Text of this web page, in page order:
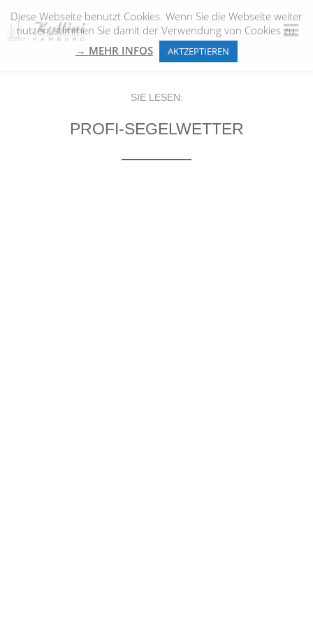
SIE LESEN:
PROFI-SEGELWETTER
Diese Webseite benutzt Cookies. Wenn Sie die Webseite weiter
nutzen, stimmen Sie damit der Verwendung von Cookies zu.
→ MEHR INFOS
AKTZEPTIEREN